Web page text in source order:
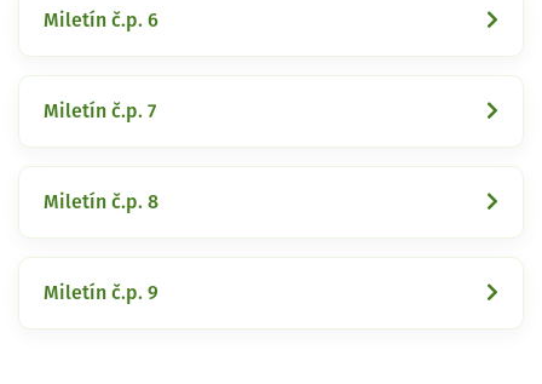
Miletín č.p. 6
Miletín č.p. 7
Miletín č.p. 8
Miletín č.p. 9